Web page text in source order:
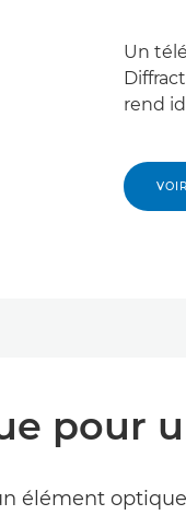
Un
rend
pour